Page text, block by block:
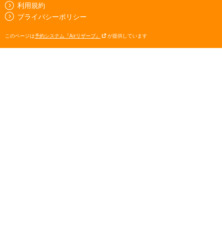
利用規約
プライバシーポリシー
このページは予約システム『Airリザーブ』 が提供しています